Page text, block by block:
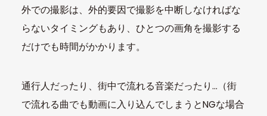
外での撮影は、外的要因で撮影を中断しなければな
らないタイミングもあり、ひとつの画角を撮影する
だけでも時間がかかります。
通行人だったり、街中で流れる音楽だったり…（街
で流れる曲でも動画に入り込んでしまうとNGな場合